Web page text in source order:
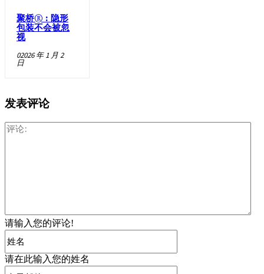
聚桥® : 隐形
包装不会被忽
视
02026 年 1 月 2
日
发表评论
请输入您的评论!
请在此输入您的姓名